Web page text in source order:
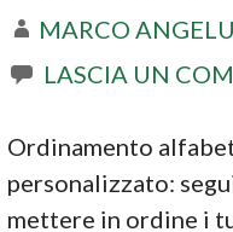
MARCO
LASCIA UN
Ordinamento
personalizzato:
mettere in ordine i